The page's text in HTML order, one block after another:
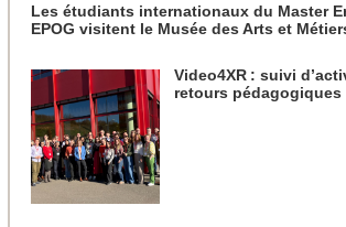
Les étudiants internationaux du Master
EPOG visitent le Musée des Arts et
Video4XR : suivi
retours pédagogiques